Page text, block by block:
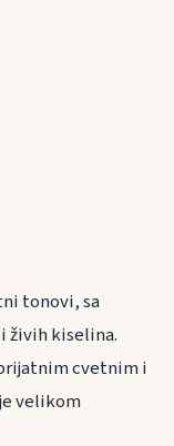
tonovi, sa
živih kiselina.
cvetnim i
velikom